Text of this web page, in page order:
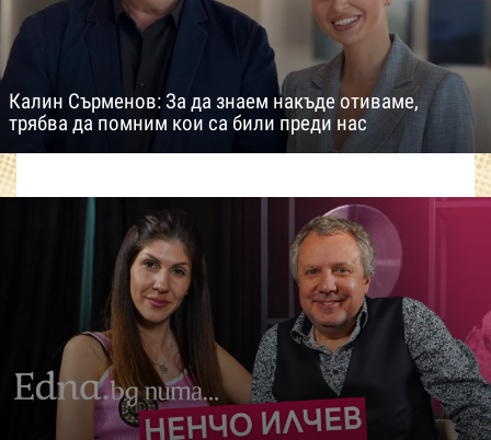
Калин Сърменов: За да знаем накъде отиваме,
трябва да помним кои са били преди нас